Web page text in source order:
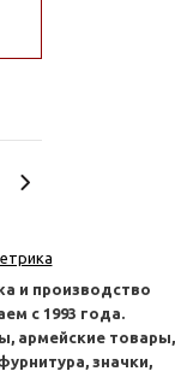
и производство
с 1993 года.
армейские товары,
значки,